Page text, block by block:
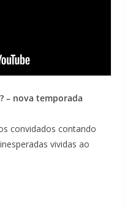
– nova temporada
convidados contando
vividas ao